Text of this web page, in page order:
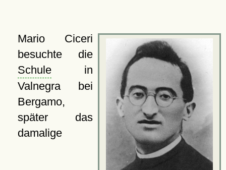
Mario Ciceri
besuchte die
Schulein
Valnegra bei
Bergamo,
später das
damalige